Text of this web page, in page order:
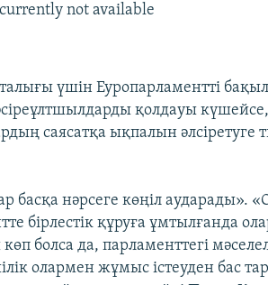
not available
үшін Еуропарламентті
қолдауы күшейсе,
саясатқа ықпалын
басқа нәрсеге көңіл аударады».
бірлестік құруға ұмтылғанда
болса да, парламенттегі
олармен жұмыс істеуден бас